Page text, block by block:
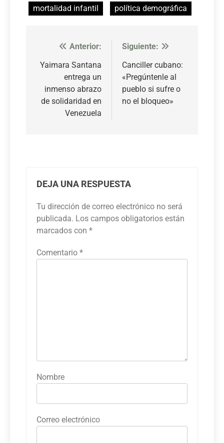
mortalidad infantil
política demográfica
Navegación
de
entradas
Anterior:
Yaimara Santana
entrega un
inmenso abrazo
de solidaridad en
Venezuela
Siguiente:
Canciller cubano:
«Pregúntenle al
pueblo si sufre o
no el bloqueo»
DEJA UNA RESPUESTA
Tu dirección de correo electrónico no será
publicada. Los campos obligatorios están
marcados con *
Comentario *
Nombre
Correo electrónico